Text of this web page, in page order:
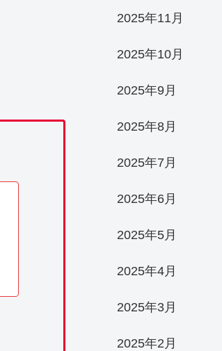
2025年11月
2025年10月
2025年9月
2025年8月
2025年7月
2025年6月
2025年5月
2025年4月
2025年3月
2025年2月